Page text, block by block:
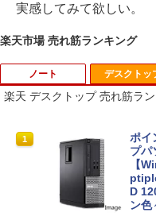
実感してみて欲しい。
楽天市場 売れ筋ランキング
ノート
1
【期
ート
載
店長
デスクトッ
楽天 デスクトップ 売れ筋ラ
1
ポイ
プパ
【
D
ン色